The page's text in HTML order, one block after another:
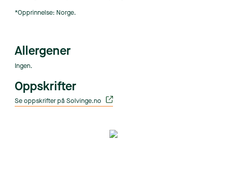
*Opprinnelse: Norge.
Allergener
Ingen.
Oppskrifter
Se oppskrifter på Solvinge.no